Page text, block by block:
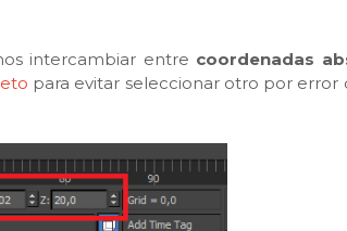
intercambiar entre coordenadas
para evitar seleccionar otro por error